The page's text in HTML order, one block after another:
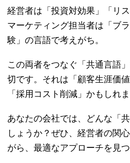
経営者は「投資対効果」「リ
マーケティング担当者は「ブ
験」の言語で考えがち。
この両者をつなぐ「共通言語
切です。それは「顧客生涯価
「採用コスト削減」かもしれま
あなたの会社では、どんな「
しょうか？ぜひ、経営者の関
がら、最適なアプローチを見